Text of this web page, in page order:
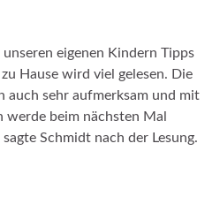
eigenen Kindern Tipps
Hause wird viel gelesen. Die
auch sehr aufmerksam und mit
werde beim nächsten Mal
Schmidt nach der Lesung.